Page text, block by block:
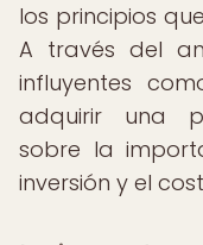
los principios
A través del
influyentes
adquirir una
sobre la
inversión y el